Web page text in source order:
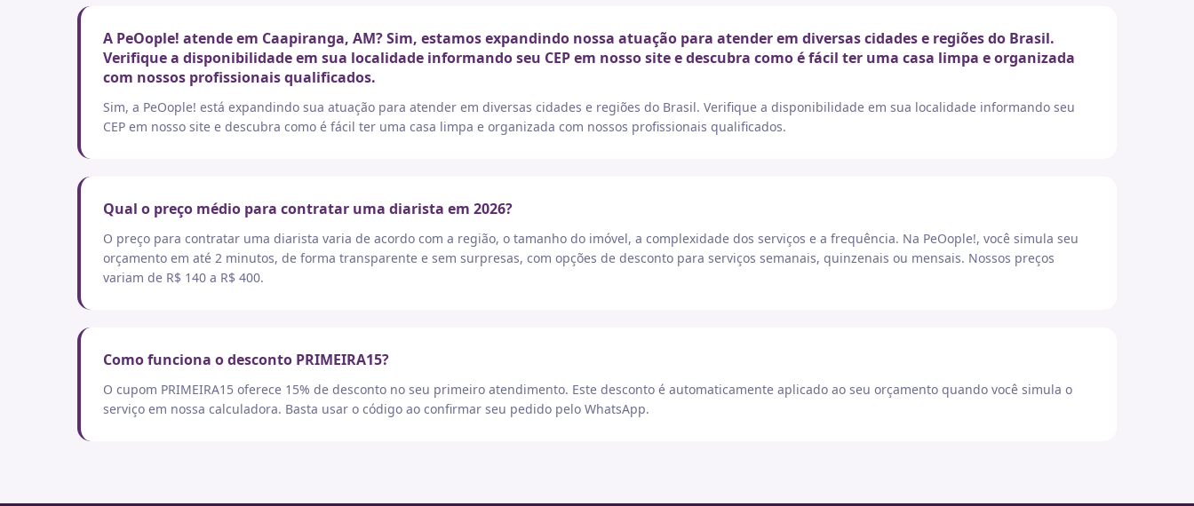
A PeOople! atende em Caapiranga, AM? Sim, estamos expandindo nossa atuação para atender em diversas cidades e regiões do Brasil.
Verifique a disponibilidade em sua localidade informando seu CEP em nosso site e descubra como é fácil ter uma casa limpa e organizada
com nossos profissionais qualificados.
Sim, a PeOople! está expandindo sua atuação para atender em diversas cidades e regiões do Brasil. Verifique a disponibilidade em sua localidade informando seu
CEP em nosso site e descubra como é fácil ter uma casa limpa e organizada com nossos profissionais qualificados.
Qual o preço médio para contratar uma diarista em 2026?
O preço para contratar uma diarista varia de acordo com a região, o tamanho do imóvel, a complexidade dos serviços e a frequência. Na PeOople!, você simula seu
orçamento em até 2 minutos, de forma transparente e sem surpresas, com opções de desconto para serviços semanais, quinzenais ou mensais. Nossos preços
variam de R$ 140 a R$ 400.
Como funciona o desconto PRIMEIRA15?
O cupom PRIMEIRA15 oferece 15% de desconto no seu primeiro atendimento. Este desconto é automaticamente aplicado ao seu orçamento quando você simula o
serviço em nossa calculadora. Basta usar o código ao confirmar seu pedido pelo WhatsApp.